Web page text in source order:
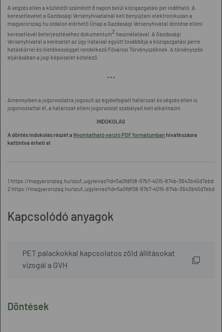
Döntések
A végzés ellen a közléstől számított 8 napon belül közigazgatási per indítható. A
keresetlevelet a Gazdasági Versenyhivatalnál kell benyújtani elektronikusan a
magyarorszag.hu oldalon elérhető Űrlap a Gazdasági Versenyhivatal döntése elleni
keresetlevél beterjesztéséhez dokumentum2 használatával. A Gazdasági
Versenyhivatal a keresetet az ügy irataival együtt továbbítja a közigazgatási perre
hatáskörrel és illetékességgel rendelkező Fővárosi Törvényszéknek. A törvényszék
eljárásában a jogi képviselet kötelező.
* * *
Amennyiben a jogorvoslatra jogosult az egybefoglalt határozat és végzés ellen is
jogorvoslattal él, a határozat elleni jogorvoslat szabályait kell alkalmazni.
INDOKOLÁS
A döntés indokolás részét a Nyomtatható verzió PDF formátumbanhivatkozásra
kattintva érheti el
1 https://magyarorszag.hu/szuf_ugyleiras?id=5a0fdf08-97b7-4015-874b-3643b45d7ebd
2 https://magyarorszag.hu/szuf_ugyleiras?id=5a0fdf08-97b7-4015-874b-3643b45d7ebd
Kapcsolódó anyagok
PET palackokkal kapcsolatos zöld állításokat
vizsgál a GVH